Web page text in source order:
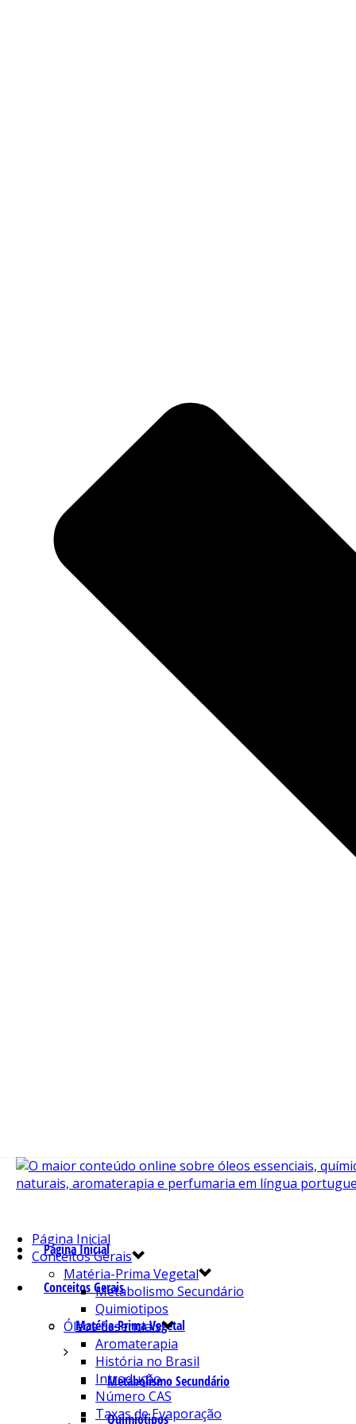
Página Inicial
Conceitos Gerais
Matéria-Prima Vegetal
Metabolismo Secundário
Quimiotipos
Página Inicial
Conceitos Gerais
Matéria-Prima Vegetal
Metabolismo Secundário
Quimiotipos
Óleos Essenciais
Aromaterapia
História no Brasil
Introdução
Número CAS
Taxas de Evaporação